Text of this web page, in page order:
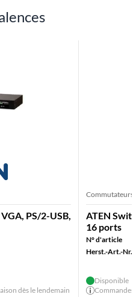
PS/2-USB,
dès le lendemain
Commutateurs
ATEN
16 ports
N° d'article
Herst.-Art.-Nr.:
Disponible
Commandes